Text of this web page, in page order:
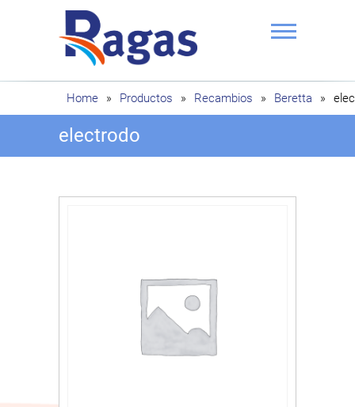
Ragas
Home » Productos » Recambios » Beretta »
electrodo